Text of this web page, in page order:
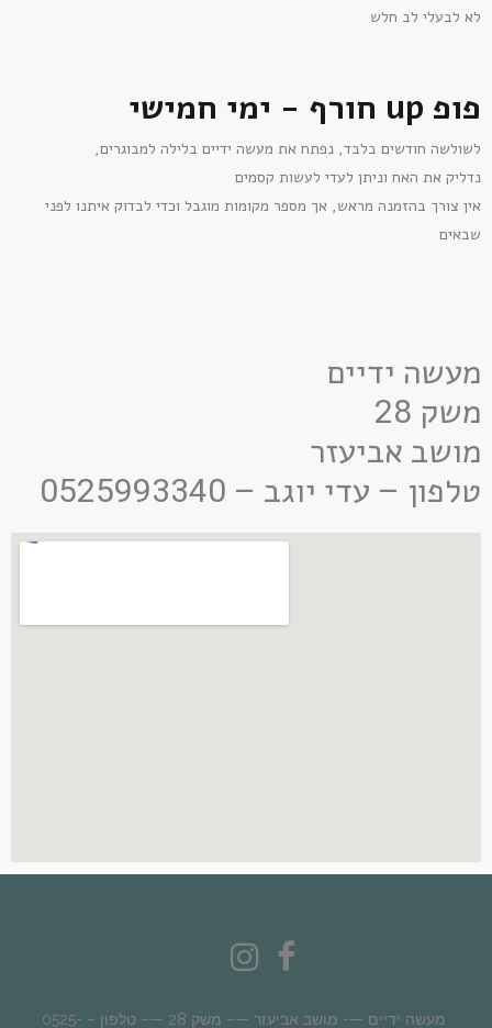
לא לבעלי לב חלש
פופ up חורף - ימי חמישי
לשולשה חודשים בלבד, נפתח את מעשה ידיים בלילה למבוגרים,
נדליק את האח וניתן לעדי לעשות קסמים
אין צורך בהזמנה מראש, אך מספר מקומות מוגבל וכדי לבדוק איתנו לפני
שבאים
מעשה ידיים
משק 28
מושב אביעזר
טלפון – עדי יוגב – 0525993340
מעשה ידיים —- מושב אביעזר —– משק 28 —– טלפון – 0525-